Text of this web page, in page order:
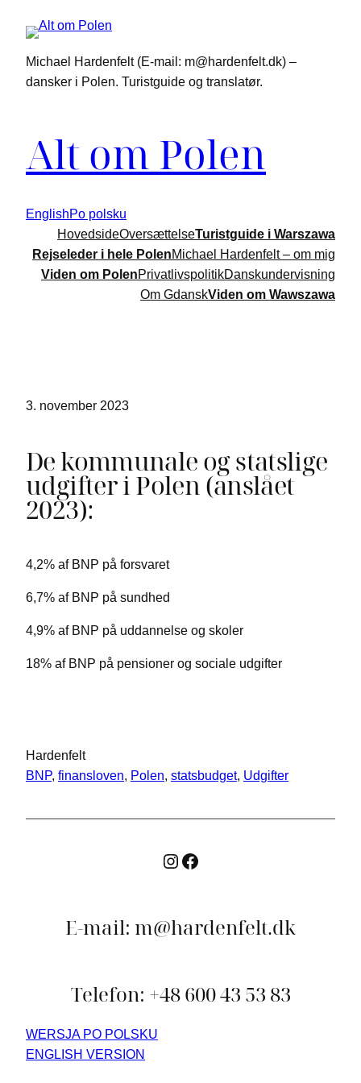
Michael Hardenfelt (E-mail: m@hardenfelt.dk) –
dansker i Polen. Turistguide og translatør.
Alt om Polen
EnglishPo polsku
HovedsideOversættelseTuristguide i Warszawa
Rejseleder i hele PolenMichael Hardenfelt – om mig
Viden om PolenPrivatlivspolitikDanskundervisning
Om GdanskViden om Wawszawa
3. november 2023
De kommunale og statslige
udgifter i Polen (anslået
2023):
4,2% af BNP på forsvaret
6,7% af BNP på sundhed
4,9% af BNP på uddannelse og skoler
18% af BNP på pensioner og sociale udgifter
Hardenfelt
BNP, finansloven, Polen, statsbudget, Udgifter
E-mail: m@hardenfelt.dk
Telefon: +48 600 43 53 83
WERSJA PO POLSKU
ENGLISH VERSION